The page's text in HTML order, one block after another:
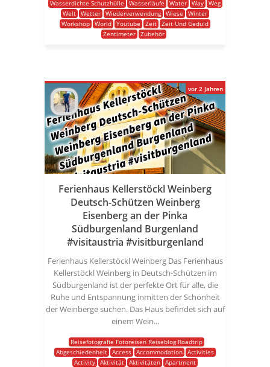
Wasserdichte Schutzhülle Wasserläufe Water Way
Weg
Welt Wetter Wiederverwendung Wiese
Winter
Workshop World Youtube Zeit Zeit Und Geduld
Zentimeter
Zubehör
Ferienhaus Kellerstöckl Weinberg
Deutsch-Schützen Weinberg
Eisenberg an der Pinka
Südburgenland Burgenland
#visitaustria #visitburgenland
Ferienhaus Kellerstöckl Weinberg Das Ferienhaus
Kellerstöckl Weinberg in Deutsch-Schützen im
Südburgenland ist der perfekte Ort für alle, die
Ruhe und Entspannung inmitten der Schönheit
der Weinberge suchen. Das Haus befindet sich auf
einem Wein...
Reisefotografie Fotoreisen Reiseblog Roadtrip
Abgeschiedenheit Access Accommodation Activities
Activity Aktivität Aktivitäten Apartment
vor 2 Jahren